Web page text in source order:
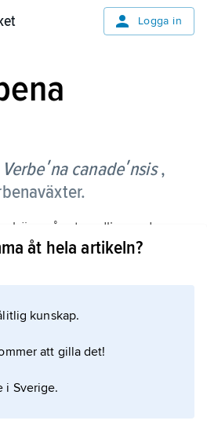
Logga in
Verbeʹna canadeʹnsis ,
hög, något nedliggande,
lansettlika till
sitter samlade i täta
från Mellan- och
åt hela artikeln?
kunskap.
att gilla det!
i Sverige.